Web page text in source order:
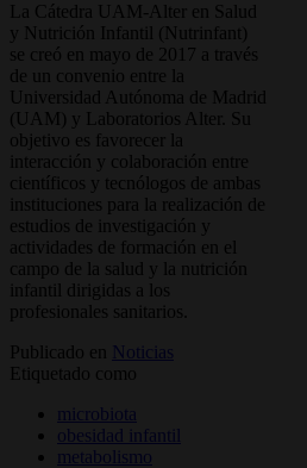
La Cátedra UAM-Alter en Salud
y Nutrición Infantil (Nutrinfant)
se creó en mayo de 2017 a través
de un convenio entre la
Universidad Autónoma de Madrid
(UAM) y Laboratorios Alter. Su
objetivo es favorecer la
interacción y colaboración entre
científicos y tecnólogos de ambas
instituciones para la realización de
estudios de investigación y
actividades de formación en el
campo de la salud y la nutrición
infantil dirigidas a los
profesionales sanitarios.
Publicado en
Noticias
Etiquetado como
microbiota
obesidad infantil
metabolismo